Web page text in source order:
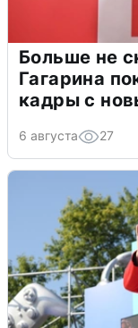
Больше не
Гагарина
кадры с
6 августа 27